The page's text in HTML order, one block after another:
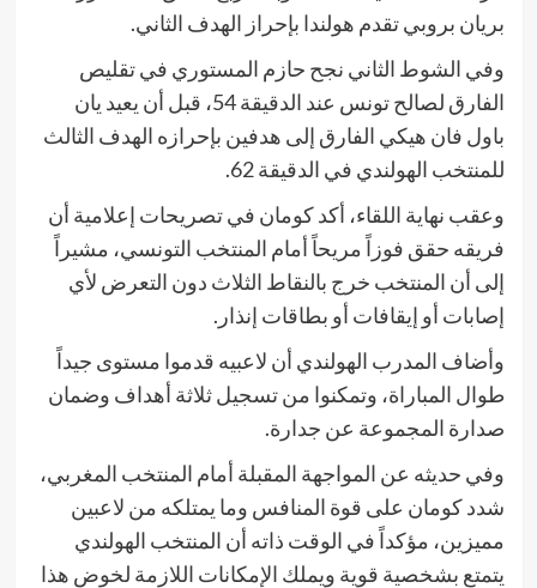
بريان بروبي تقدم هولندا بإحراز الهدف الثاني.
وفي الشوط الثاني نجح حازم المستوري في تقليص
الفارق لصالح تونس عند الدقيقة 54، قبل أن يعيد يان
باول فان هيكي الفارق إلى هدفين بإحرازه الهدف الثالث
للمنتخب الهولندي في الدقيقة 62.
وعقب نهاية اللقاء، أكد كومان في تصريحات إعلامية أن
فريقه حقق فوزاً مريحاً أمام المنتخب التونسي، مشيراً
إلى أن المنتخب خرج بالنقاط الثلاث دون التعرض لأي
إصابات أو إيقافات أو بطاقات إنذار.
وأضاف المدرب الهولندي أن لاعبيه قدموا مستوى جيداً
طوال المباراة، وتمكنوا من تسجيل ثلاثة أهداف وضمان
صدارة المجموعة عن جدارة.
وفي حديثه عن المواجهة المقبلة أمام المنتخب المغربي،
شدد كومان على قوة المنافس وما يمتلكه من لاعبين
مميزين، مؤكداً في الوقت ذاته أن المنتخب الهولندي
يتمتع بشخصية قوية ويملك الإمكانات اللازمة لخوض هذا